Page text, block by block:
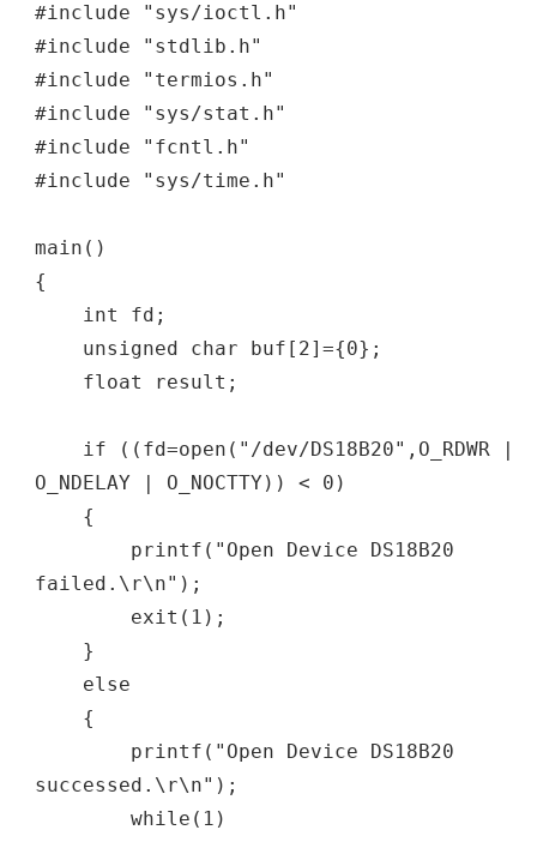
#include "sys/ioctl.h"
#include "stdlib.h"
#include "termios.h"
#include "sys/stat.h"
#include "fcntl.h"
#include "sys/time.h"
main()
{
int fd;
unsigned char buf[2]={0};
float result;
if ((fd=open("/dev/DS18B20",O_RDWR |
O_NDELAY | O_NOCTTY)) < 0)
{
printf("Open Device DS18B20
failed.\r\n");
exit(1);
}
else
{
printf("Open Device DS18B20
successed.\r\n");
while(1)